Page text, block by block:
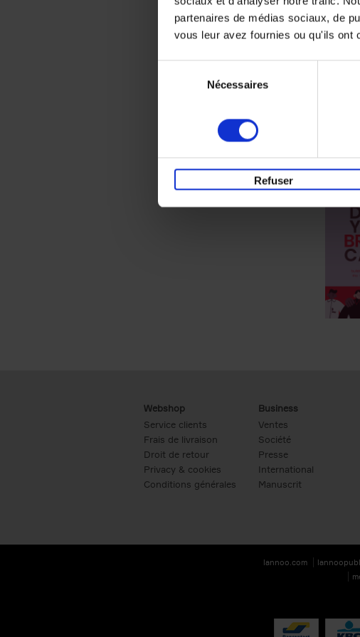
partenaires de médias sociaux, de
vous leur avez fournies ou qu'ils ont
Nécessaires
Refuser
Webshop
Service clients
Frais de livraison
Droit de retour
Privacy & cookies
Conditions générales
Business
Ventes
Société
Presse
International
Manuscrit
lannoo.com